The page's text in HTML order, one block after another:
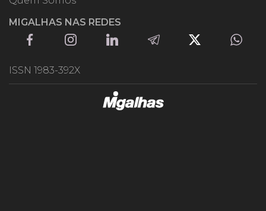
MIGALHAS NAS REDES
ISSN 1983-392X